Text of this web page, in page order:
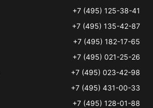
+7 (495) 125-38-41
+7 (495) 135-42-87
+7 (495) 182-17-65
+7 (495) 021-25-26
+7 (495) 023-42-98
+7 (495) 431-00-33
+7 (495) 128-01-88